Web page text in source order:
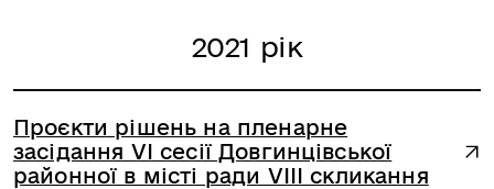
2021 рік
Проєкти рішень на пленарне
засідання VI сесії Довгинцівської
районної в місті ради VIII скликання